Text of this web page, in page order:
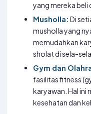
yang mereka beli
Musholla: Di
musholla yang
memudahkan
sholat di sela-
Gym dan
fasilitas fitness
karyawan. Hal ini
kesehatan dan